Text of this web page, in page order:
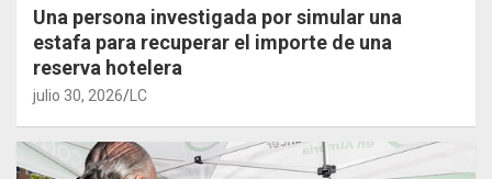
Una persona investigada por simular una
estafa para recuperar el importe de una
reserva hotelera
julio 30, 2026 LC